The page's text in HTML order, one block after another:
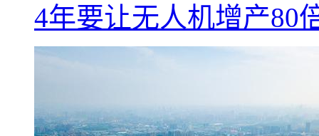
4年要让无人机增产80